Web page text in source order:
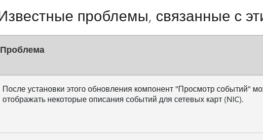
проблемы, связанные с
Проблема
После установки этого обновления компонент "Просмотр событий"
отображать некоторые описания событий для сетевых карт (NIC).